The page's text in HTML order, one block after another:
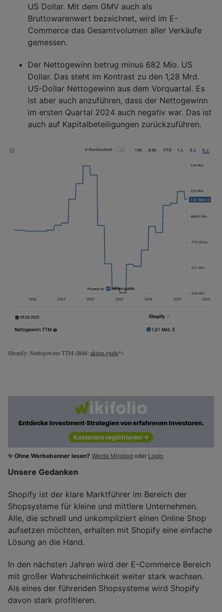
US Dollar. Mit dem GMV auch als
Bruttowarenwert bezeichnet, wird im E-
Commerce das Gesamtvolumen aller Verkäufe
gemessen.
Der Nettogewinn betrug minus 682 Mio. US
Dollar. Das steht im Kontrast zu den 1,28 Mrd.
US-Dollar Nettogewinn aus dem Vorquartal. Es
ist aber auch anzuführen, dass der Nettogewinn
im ersten Quartal 2024 auch negativ war. Das ist
auch auf Kapitalbeteiligungen zurückzuführen.
Shopify: Nettogewinn TTM (Bild: aktien.guide*)
✨ Ohne Werbebanner lesen? Werde Mitglied oder Login
Unsere Gedanken
Shopify ist der klare Marktführer im Bereich der
Shopsysteme für kleine und mittlere Unternehmen.
Alle, die schnell und unkompliziert einen Online Shop
aufsetzen möchten, erhalten mit Shopify eine einfache
Lösung an die Hand.
In den nächsten Jahren wird der E-Commerce Bereich
mit großer Wahrscheinlichkeit weiter stark wachsen.
Als eines der führenden Shopsysteme wird Shopify
davon stark profitieren.